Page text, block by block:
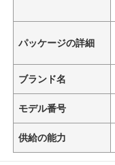
パッケージの詳細
ブランド名
モデル番号
供給の能力